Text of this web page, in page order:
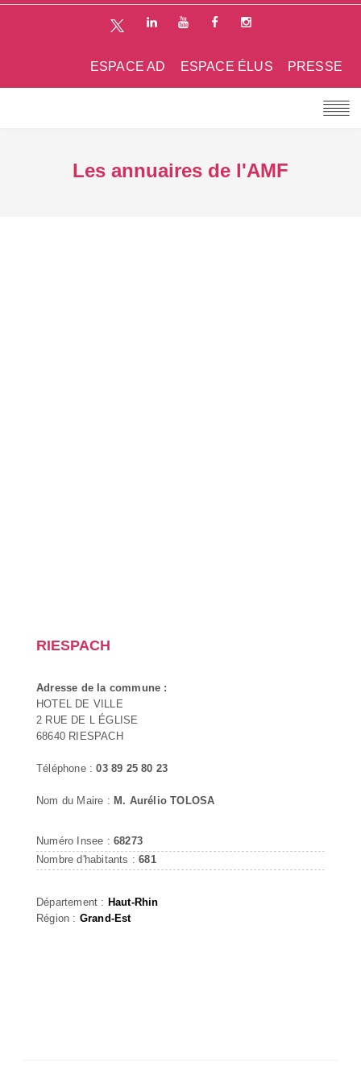
PRESSE
ESPACE ÉLUS
ESPACE AD
Les annuaires de l'AMF
RIESPACH
Adresse de la commune :
HOTEL DE VILLE
2 RUE DE L ÉGLISE
68640 RIESPACH
Téléphone :03 89 25 80 23
Nom du Maire : M. Aurélio TOLOSA
Numéro Insee : 68273
Nombre d'habitants :681
Département : Haut-Rhin
Région : Grand-Est